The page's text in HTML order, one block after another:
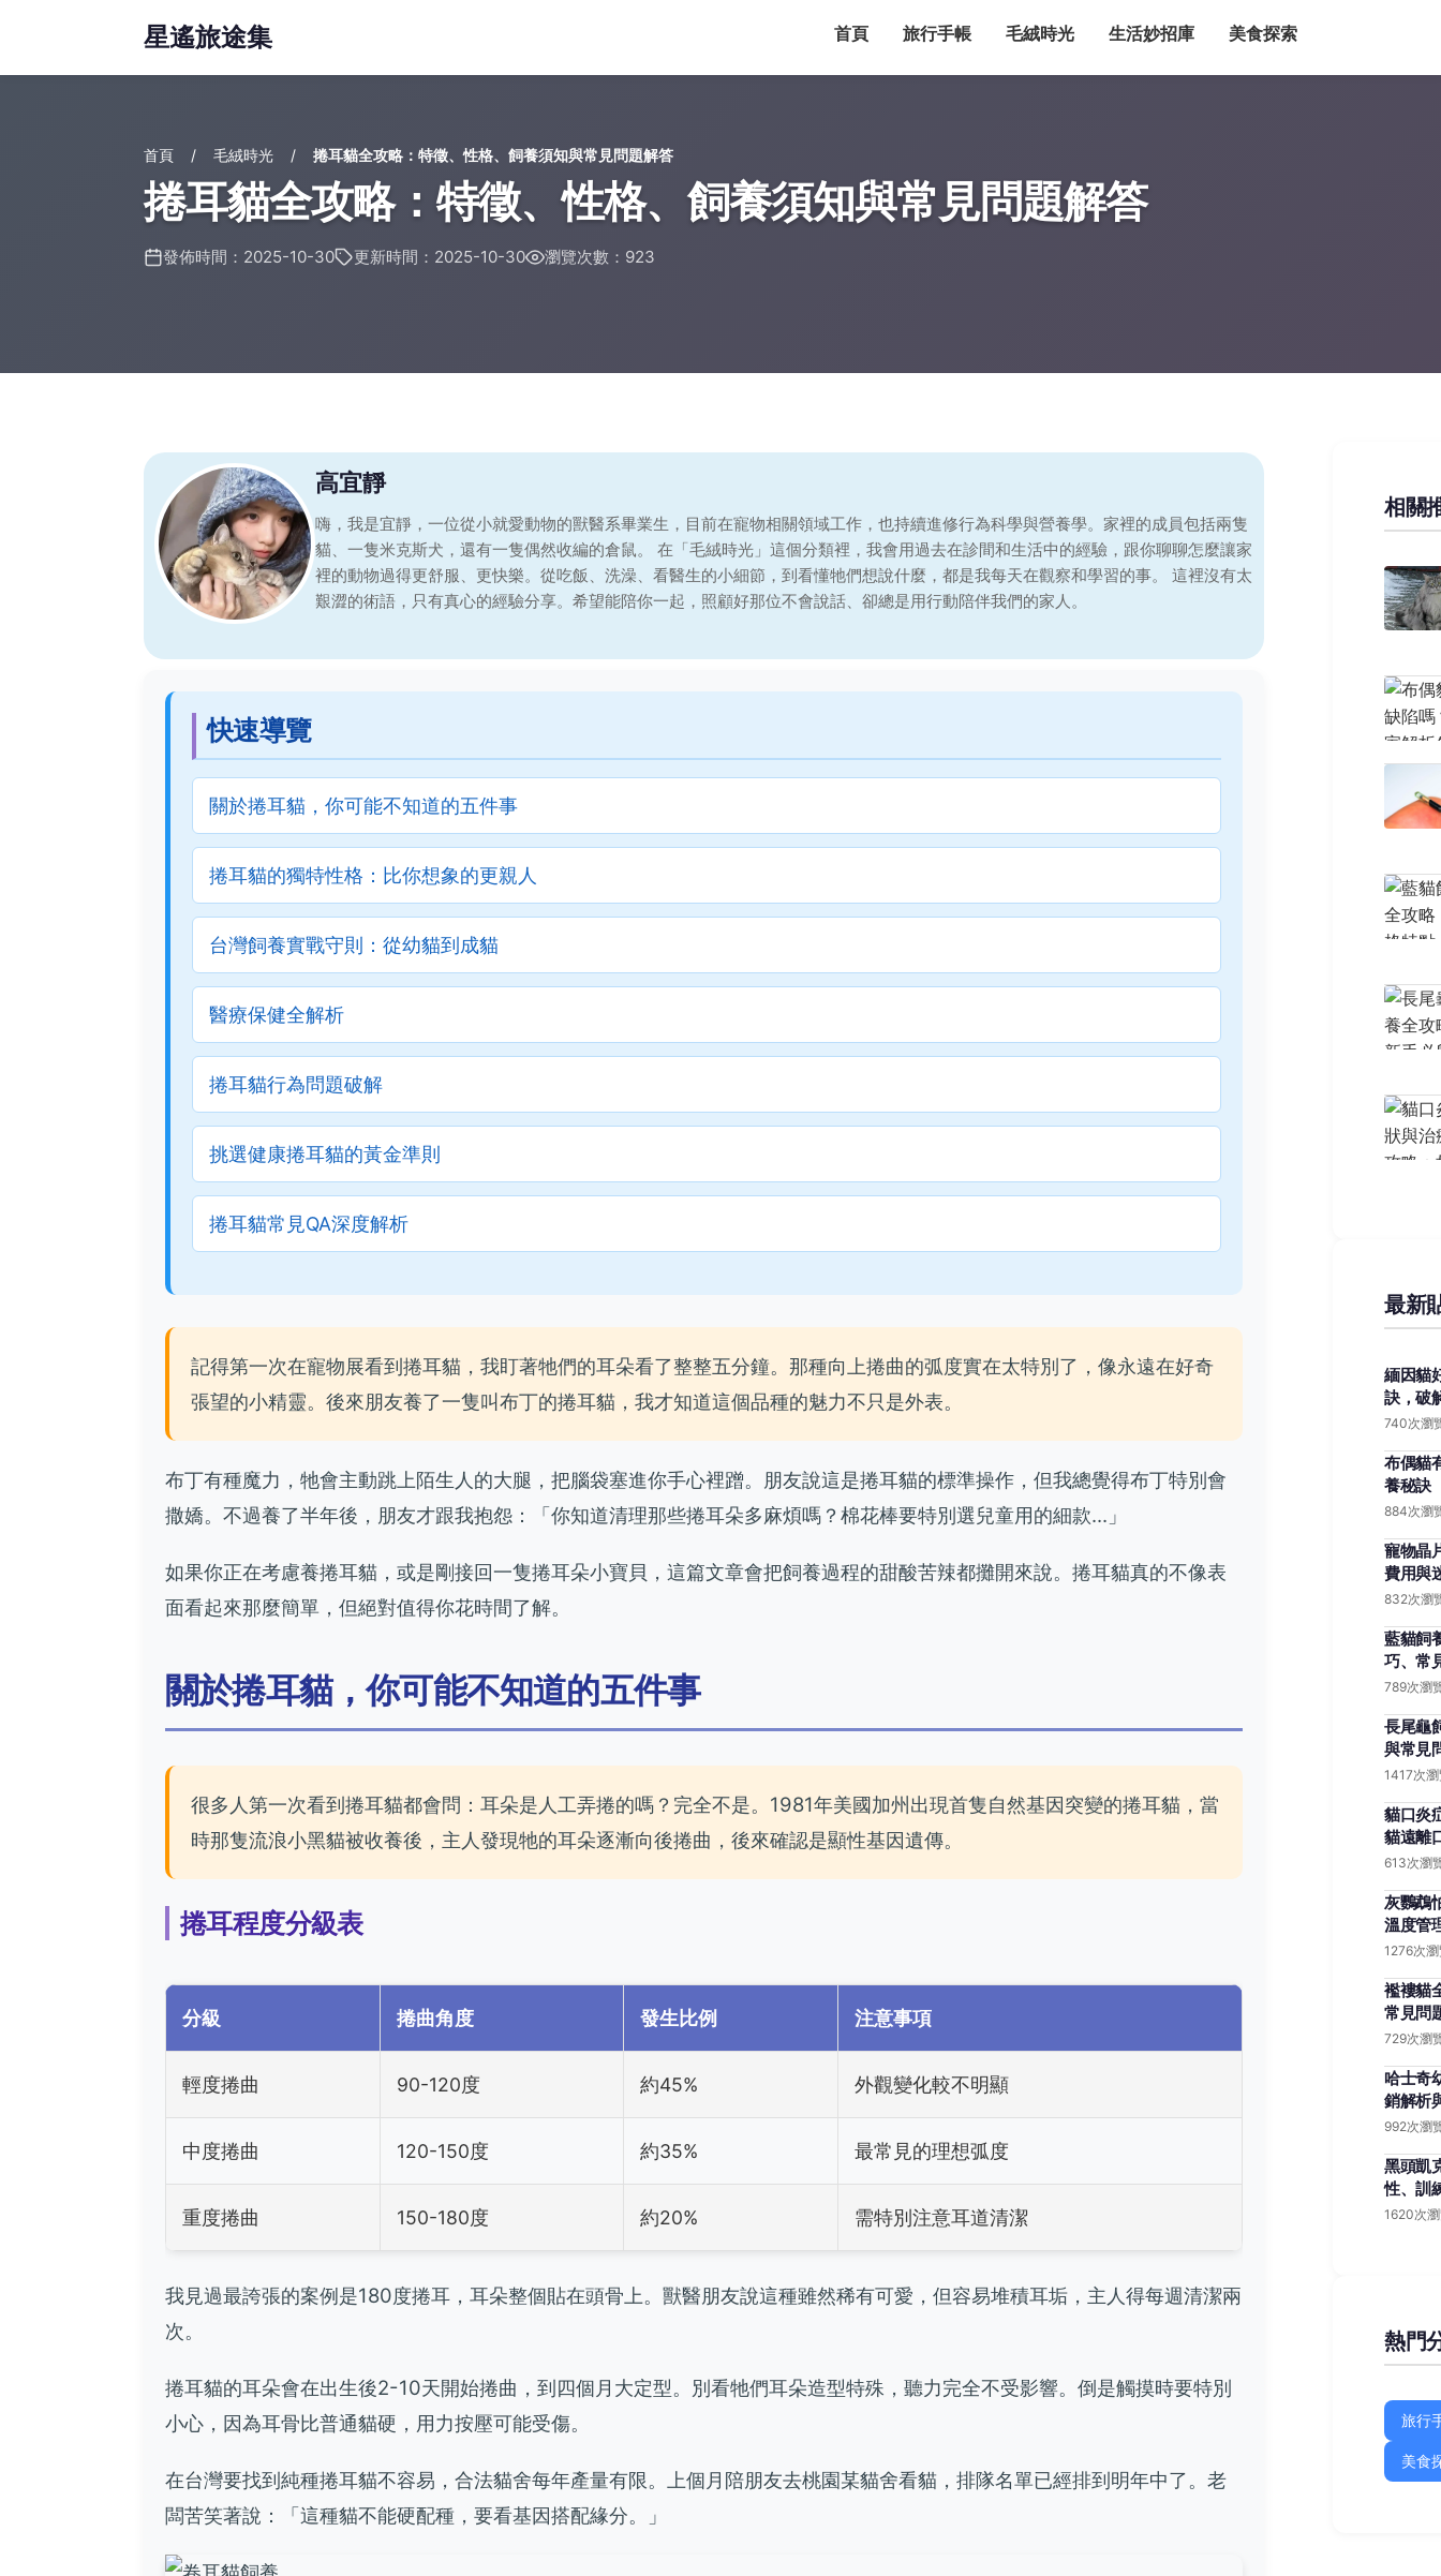
星遙旅途集 首頁 旅行手帳 毛絨時光 生活妙招庫 美食探索
首頁 毛絨時光 捲耳貓全攻略：特徵、性格、飼養須知與常見問題解答
捲耳貓全攻略：特徵、性格、飼養須知與常見問題解答
發佈時間：2025-10-30 更新時間：2025-10-30 瀏覽次數：923
高宜靜
嗨，我是宜靜，一位從小就愛動物的獸醫系畢業生，目前在寵物相關領域工作，也持續進修行為科學與營養學。家裡的成員包括兩隻
貓、一隻米克斯犬，還有一隻偶然收編的倉鼠。 在「毛絨時光」這個分類裡，我會用過去在診間和生活中的經驗，跟你聊聊怎麼讓家
裡的動物過得更舒服、更快樂。從吃飯、洗澡、看醫生的小細節，到看懂牠們想說什麼，都是我每天在觀察和學習的事。 這裡沒有太
艱澀的術語，只有真心的經驗分享。希望能陪你一起，照顧好那位不會說話、卻總是用行動陪伴我們的家人。
快速導覽
關於捲耳貓，你可能不知道的五件事
捲耳貓的獨特性格：比你想象的更親人
台灣飼養實戰守則：從幼貓到成貓
醫療保健全解析
捲耳貓行為問題破解
挑選健康捲耳貓的黃金準則
捲耳貓常見QA深度解析
記得第一次在寵物展看到捲耳貓，我盯著牠們的耳朵看了整整五分鐘。那種向上捲曲的弧度實在太特別了，像永遠在好奇
張望的小精靈。後來朋友養了一隻叫布丁的捲耳貓，我才知道這個品種的魅力不只是外表。
布丁有種魔力，牠會主動跳上陌生人的大腿，把腦袋塞進你手心裡蹭。朋友說這是捲耳貓的標準操作，但我總覺得布丁特別會
撒嬌。不過養了半年後，朋友才跟我抱怨：「你知道清理那些捲耳朵多麻煩嗎？棉花棒要特別選兒童用的細款...」
如果你正在考慮養捲耳貓，或是剛接回一隻捲耳朵小寶貝，這篇文章會把飼養過程的甜酸苦辣都攤開來說。捲耳貓真的不像表
面看起來那麼簡單，但絕對值得你花時間了解。
關於捲耳貓，你可能不知道的五件事
很多人第一次看到捲耳貓都會問：耳朵是人工弄捲的嗎？完全不是。1981年美國加州出現首隻自然基因突變的捲耳貓，當
時那隻流浪小黑貓被收養後，主人發現牠的耳朵逐漸向後捲曲，後來確認是顯性基因遺傳。
捲耳程度分級表
分級 捲曲角度 發生比例 注意事項
輕度捲曲 90-120度 約45% 外觀變化較不明顯
中度捲曲 120-150度 約35% 最常見的理想弧度
重度捲曲 150-180度 約20% 需特別注意耳道清潔
我見過最誇張的案例是180度捲耳，耳朵整個貼在頭骨上。獸醫朋友說這種雖然稀有可愛，但容易堆積耳垢，主人得每週清潔兩
次。
捲耳貓的耳朵會在出生後2-10天開始捲曲，到四個月大定型。別看牠們耳朵造型特殊，聽力完全不受影響。倒是觸摸時要特別
小心，因為耳骨比普通貓硬，用力按壓可能受傷。
在台灣要找到純種捲耳貓不容易，合法貓舍每年產量有限。上個月陪朋友去桃園某貓舍看貓，排隊名單已經排到明年中了。老
闆苦笑著說：「這種貓不能硬配種，要看基因搭配緣分。」
相關
最新
緬因貓
訣，破
740次瀏
布偶貓
養秘訣
884次瀏
寵物晶
費用與
832次瀏
藍貓飼
巧、常
789次瀏
長尾龜
與常見
1417次
貓口炎
貓遠離
613次瀏
灰鸚鵡
溫度管
1276次
襤褸貓
常見問
729次瀏
哈士奇
銷解析
992次瀏
黑頭凱
性、訓
1620次
熱門
旅行
美食